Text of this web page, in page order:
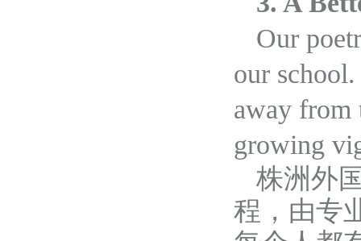
Our
our
away from
growing
株洲外
程，由专